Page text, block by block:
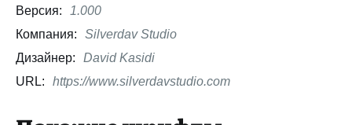
Версия:
1.000
Компания:
Silverdav Studio
Дизайнер:
David Kasidi
URL:
https://www.silverdavstudio.com